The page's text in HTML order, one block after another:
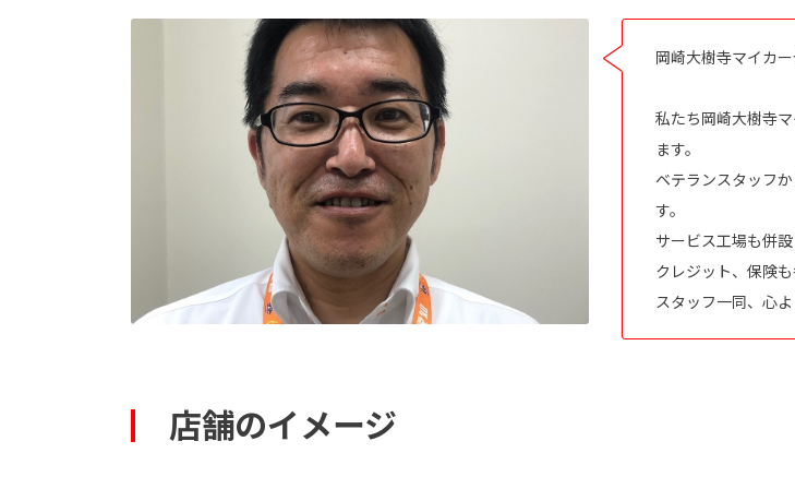
岡崎大樹寺マイカ
私たち岡崎大樹寺
ます。
ベテランスタッフ
す。
サービス工場も併
クレジット、保険も
スタッフ一同、心
店舗のイメージ